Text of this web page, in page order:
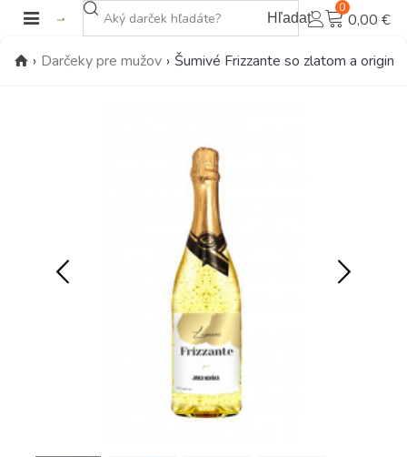
Hľadať
0
0,00 €
› Darčeky pre mužov › Šumivé Frizzante so zlatom a